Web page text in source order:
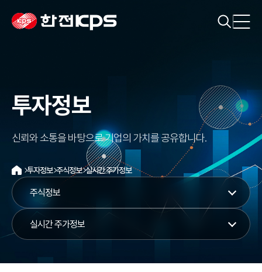
투자정보
신뢰와 소통을 바탕으로 기업의 가치를 공유합니다.
홈 투자정보 주식정보 실시간 주가정보
주식정보
실시간 주가정보